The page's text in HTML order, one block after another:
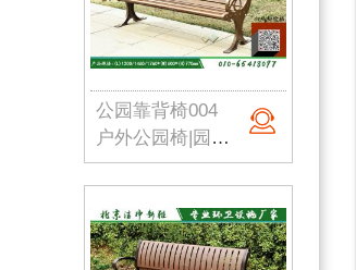
公园靠背椅004
户外公园椅|园林座椅|小区路椅|公园长椅|校园户外椅|洁净新雅 定制批发